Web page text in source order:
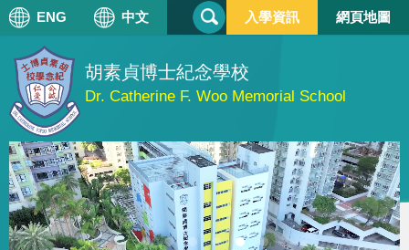
胡素貞博士紀念學校
Dr. Catherine F. Woo Memorial School
ENG 中文 搜
尋
單
入學資訊 網頁地圖